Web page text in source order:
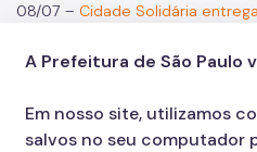
08/07 – Cidade Solidária
06/07–Cidade Solidária
com mantimentos, saúde e
01/07 –Cidade Solidária supera
A Prefeitura de São Paulo
Em nosso site, utilizamos
salvos no seu computador